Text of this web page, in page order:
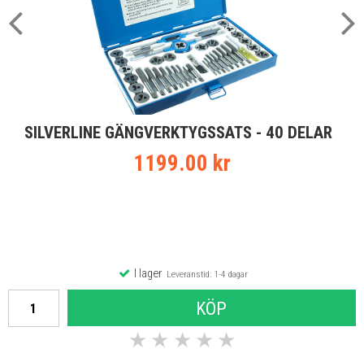
SILVERLINE GÄNGVERKTYGSSATS - 40 DELAR
1199.00 kr
I lagerLeveranstid: 1-4 dagar
KÖP
★ ★ ★ ★ ★